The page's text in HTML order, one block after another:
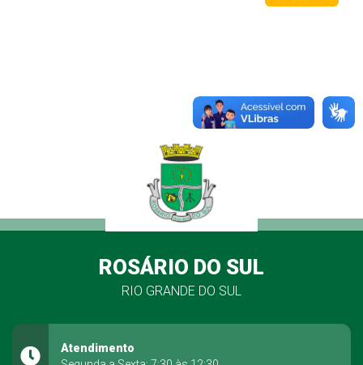
ROSÁRIO DO SUL
RIO GRANDE DO SUL
Atendimento